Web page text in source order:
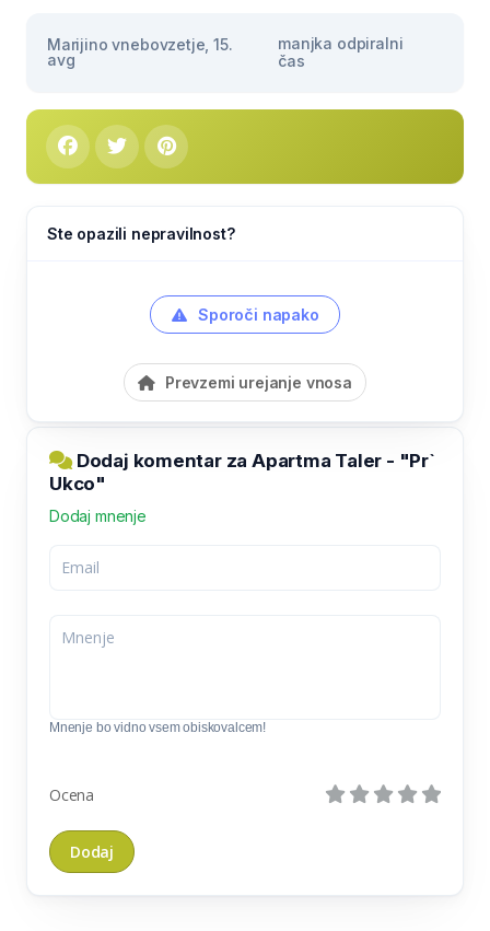
Marijino vnebovzetje, 15.
avg
manjka odpiralni
čas
Ste opazili nepravilnost?
Sporoči napako
Prevzemi urejanje vnosa
Dodaj komentar za Apartma Taler - "Pr`
Ukco"
Dodaj mnenje
Mnenje bo vidno vsem obiskovalcem!
Ocena